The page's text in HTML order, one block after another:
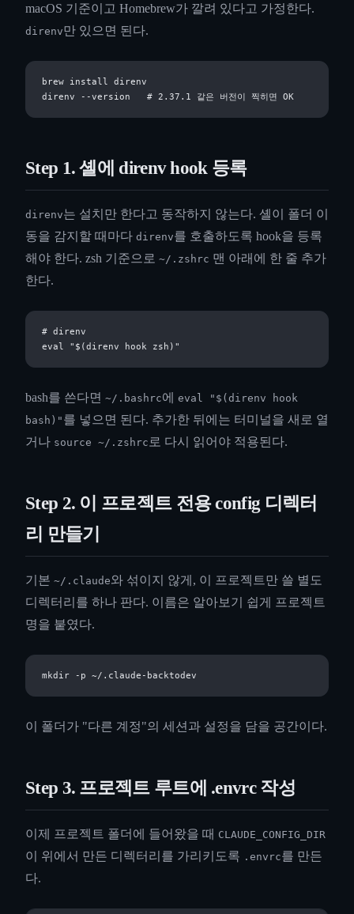
macOS 기준이고 Homebrew가 깔려 있다고 가정한다.
direnv만 있으면 된다.
brew install direnv
Step 1. 셸에 direnv hook 등록
direnv는 설치만 한다고 동작하지 않는다. 셸이 폴더 이
동을 감지할 때마다 direnv를 호출하도록 hook을 등록
해야 한다. zsh 기준으로 ~/.zshrc 맨 아래에 한 줄 추가
한다.
# direnv
bash를 쓴다면 ~/.bashrc에 eval "$(direnv hook
bash)" 를 넣으면 된다. 추가한 뒤에는 터미널을 새로 열
거나 source ~/.zshrc 로 다시 읽어야 적용된다.
Step 2. 이 프로젝트 전용 config 디렉터
리 만들기
기본 ~/.claude와 섞이지 않게, 이 프로젝트만 쓸 별도
디렉터리를 하나 판다. 이름은 알아보기 쉽게 프로젝트
명을 붙였다.
이 폴더가 "다른 계정"의 세션과 설정을 담을 공간이다.
Step 3. 프로젝트 루트에 .envrc 작성
이제 프로젝트 폴더에 들어왔을 때 CLAUDE_CONFIG_DIR
이 위에서 만든 디렉터리를 가리키도록 .envrc를 만든
다.